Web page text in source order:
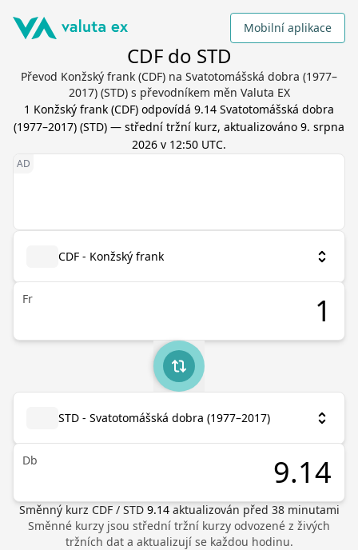
Mobilní aplikace
CDF do STD
Převod Konžský frank (CDF) na Svatotomášská dobra (1977–
2017) (STD) s převodníkem měn Valuta EX
1 Konžský frank (CDF) odpovídá 9.14 Svatotomášská dobra
(1977–2017) (STD) — střední tržní kurz, aktualizováno 9. srpna
2026 v 12:50 UTC.
CDF - Konžský frank
Fr
STD - Svatotomášská dobra (1977–2017)
Db
Směnný kurz CDF/ STD 9.14 aktualizován před 38minutami
Směnné kurzy jsou střední tržní kurzy odvozené z živých
tržních dat a aktualizují se každou hodinu.